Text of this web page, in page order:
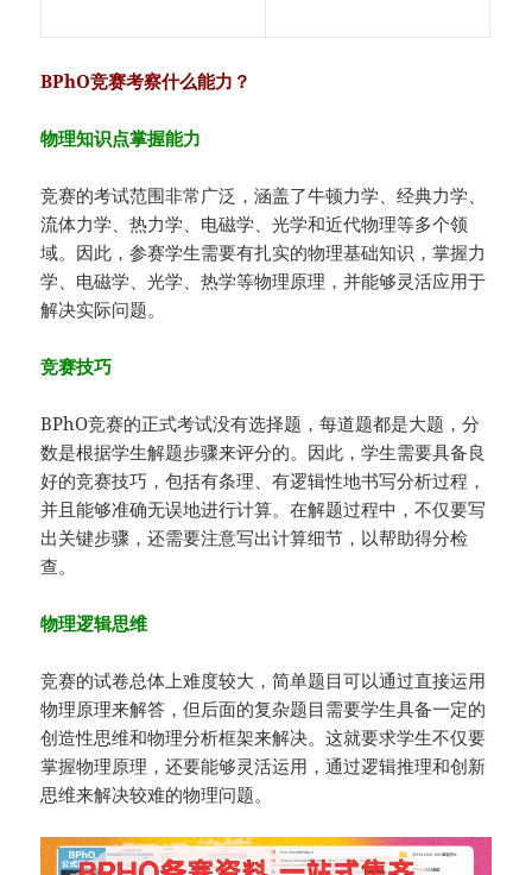
BPhO竞赛考察什么能力？
物理知识点掌握能力
竞赛的考试范围非常广泛，涵盖了牛顿力学、经典力学、
流体力学、热力学、电磁学、光学和近代物理等多个领
域。因此，参赛学生需要有扎实的物理基础知识，掌握力
学、电磁学、光学、热学等物理原理，并能够灵活应用于
解决实际问题。
竞赛技巧
BPhO竞赛的正式考试没有选择题，每道题都是大题，分
数是根据学生解题步骤来评分的。因此，学生需要具备良
好的竞赛技巧，包括有条理、有逻辑性地书写分析过程，
并且能够准确无误地进行计算。在解题过程中，不仅要写
出关键步骤，还需要注意写出计算细节，以帮助得分检
查。
物理逻辑思维
竞赛的试卷总体上难度较大，简单题目可以通过直接运用
物理原理来解答，但后面的复杂题目需要学生具备一定的
创造性思维和物理分析框架来解决。这就要求学生不仅要
掌握物理原理，还要能够灵活运用，通过逻辑推理和创新
思维来解决较难的物理问题。